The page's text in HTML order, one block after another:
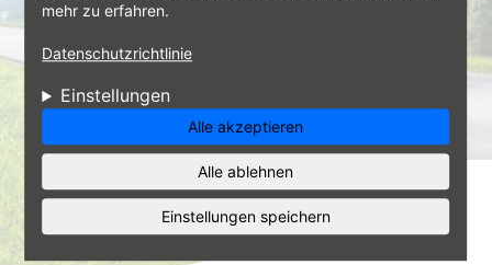
mehr zu erfahren.
Datenschutzrichtlinie
Einstellungen
Alle akzeptieren
Alle ablehnen
Einstellungen speichern